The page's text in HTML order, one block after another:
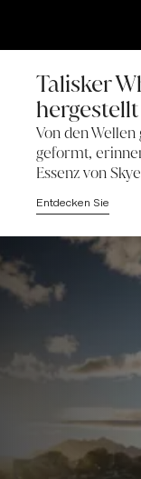
Talisker
hergestellt
Von den
geformt,
Essenz von
Entdecken Sie